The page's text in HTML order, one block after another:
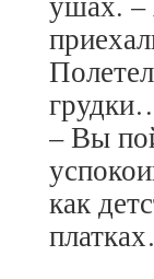
– Вы
как